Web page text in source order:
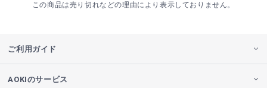
この商品は売り切れなどの理由により表示しておりません。
ご利用ガイド
AOKIのサービス